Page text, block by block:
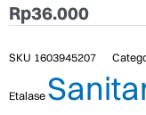
Rp36.000
SKU 1603945207
Etalase